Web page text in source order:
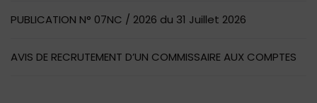
PUBLICATION N° 07NC / 2026 du 31 Juillet 2026
AVIS DE RECRUTEMENT D’UN COMMISSAIRE AUX COMPTES